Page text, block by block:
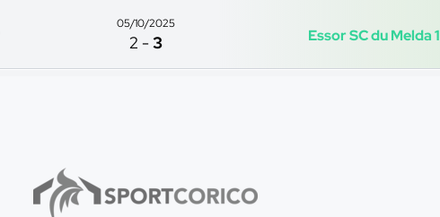
05/10/2025
2 -3 Essor SC du Melda 1